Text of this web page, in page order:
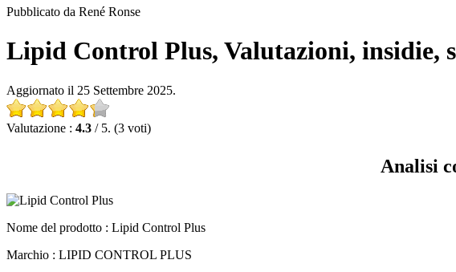
Pubblicato da René Ronse
Lipid Control Plus, Valutazioni, insidie,
Aggiornato il 25 Settembre 2025.
Valutazione : 4.3 / 5. (3 voti)
Analisi
Nome del prodotto : Lipid Control Plus
Marchio : LIPID CONTROL PLUS